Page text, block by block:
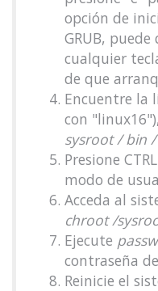
opción de
GRUB,
cualquier
de que
Encuentre la
con
sysroot / bin /
Presione
modo de
Acceda al
chroot /
Ejecute
contraseña
Reinicie el